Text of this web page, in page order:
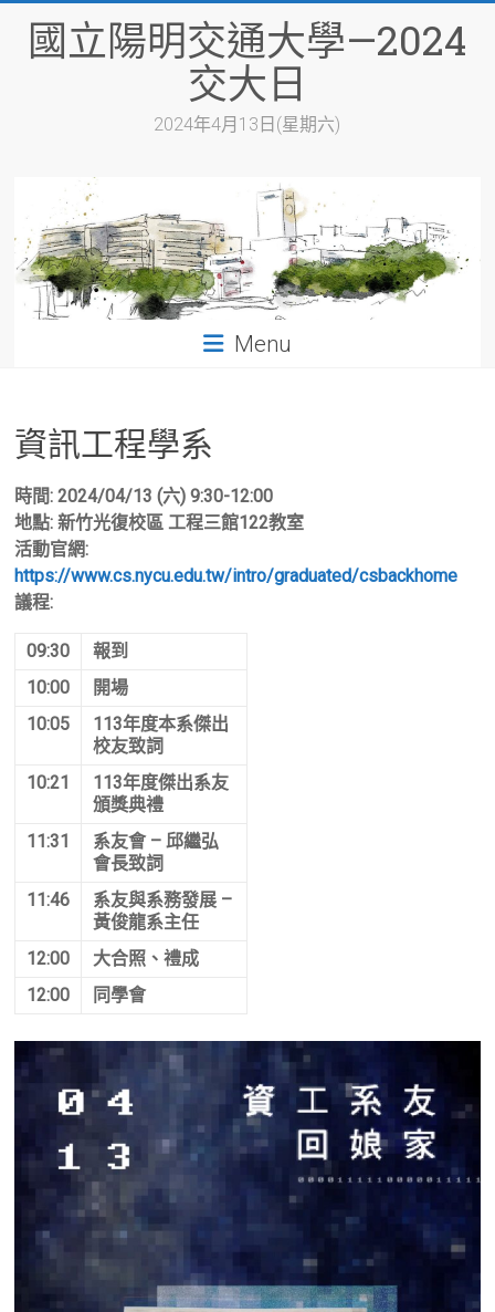
content國立陽明交通大學—2024
交大日
2024年4月13日(星期六)
Menu
資訊工程學系
時間: 2024/04/13 (六) 9:30-12:00
地點: 新竹光復校區 工程三館122教室
活動官網:
https://www.cs.nycu.edu.tw/intro/graduated/csbackhome
議程:
09:30
報到
10:00
開場
10:05
113年度本系傑出
校友致詞
10:21
113年度傑出系友
頒獎典禮
11:31
系友會 – 邱繼弘
會長致詞
11:46
系友與系務發展 –
黃俊龍系主任
12:00
大合照、禮成
12:00
同學會